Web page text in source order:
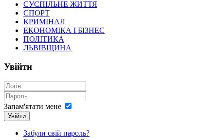
СУСПІЛЬНЕ ЖИТТЯ
СПОРТ
КРИМІНАЛ
ЕКОНОМІКА І БІЗНЕС
ПОЛІТИКА
ЛЬВІВЩИНА
Увійти
Запам'ятати мене
Увійти
Забули свій пароль?